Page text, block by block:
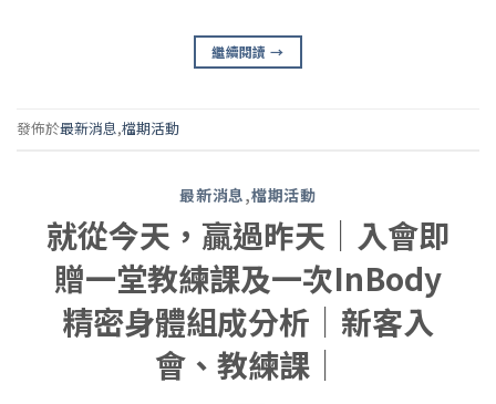
繼續閱讀→
發佈於最新消息,檔期活動
最新消息,檔期活動
就從今天，贏過昨天｜入會即
贈一堂教練課及一次InBody
精密身體組成分析｜新客入
會、教練課｜